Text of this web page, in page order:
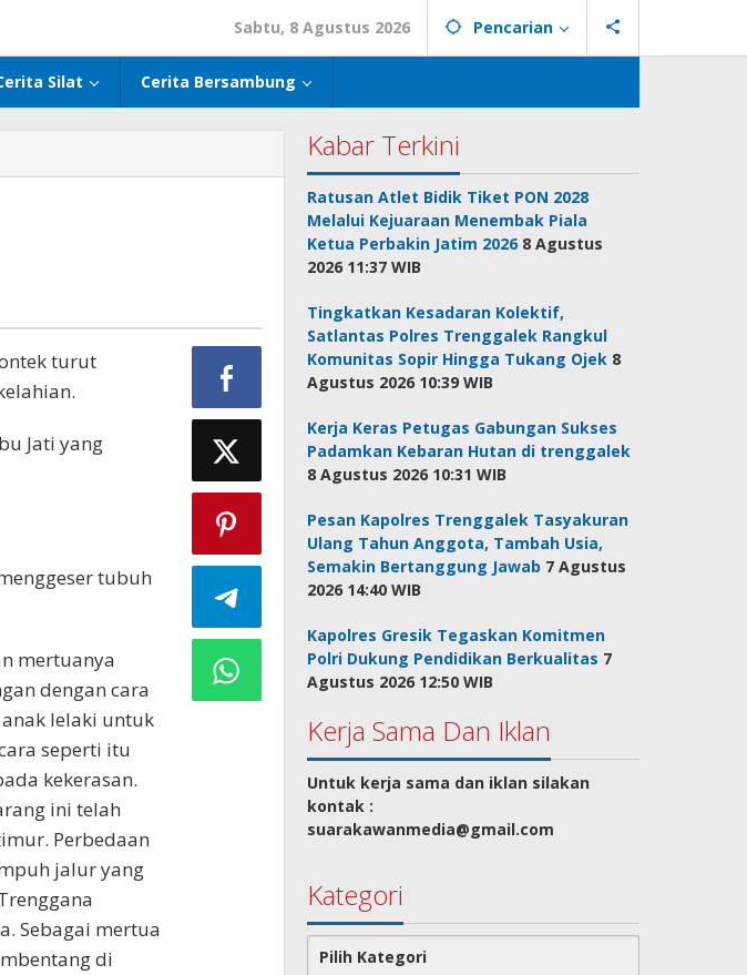
Sabtu, 8 Agustus 2026 Pencarian
Silat Cerita Bersambung
turut
Jati yang
tubuh
mertuanya
dengan cara
lelaki untuk
seperti itu
kekerasan.
ini telah
Perbedaan
jalur yang
Sebagai mertua
di
Kabar Terkini
Ratusan Atlet Bidik Tiket PON 2028
Melalui Kejuaraan Menembak Piala
Ketua Perbakin Jatim 2026 8 Agustus
2026 11:37 WIB
Tingkatkan Kesadaran Kolektif,
Satlantas Polres Trenggalek Rangkul
Komunitas Sopir Hingga Tukang Ojek 8
Agustus 2026 10:39 WIB
Kerja Keras Petugas Gabungan Sukses
Padamkan Kebaran Hutan di trenggalek
8 Agustus 2026 10:31 WIB
Pesan Kapolres Trenggalek Tasyakuran
Ulang Tahun Anggota, Tambah Usia,
Semakin Bertanggung Jawab 7 Agustus
2026 14:40 WIB
Kapolres Gresik Tegaskan Komitmen
Polri Dukung Pendidikan Berkualitas 7
Agustus 2026 12:50 WIB
Kerja Sama Dan Iklan
Untuk kerja sama dan iklan silakan
kontak :
suarakawanmedia@gmail.com
Kategori
Kategori